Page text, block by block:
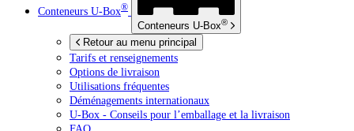
Conteneurs U-Box®
Conteneurs U-Box®
Retour au menu principal
Tarifs et renseignements
Options de livraison
Utilisations fréquentes
Déménagements internationaux
U-Box - Conseils pour l’emballage et la livraison
FAQ